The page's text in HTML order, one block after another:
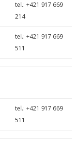
tel.: +421 917 669
214
tel.: +421 917 669
511
tel.: +421 917 669
511